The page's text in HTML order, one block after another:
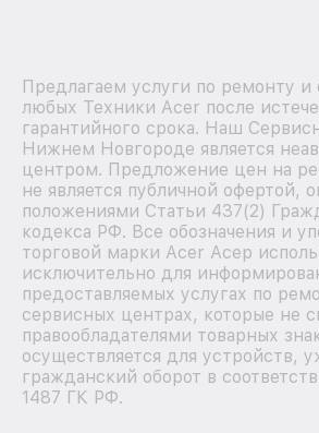
Предлагаем услуги по ремонту
любых Техники Acer после
гарантийного срока. Наш
Нижнем Новгороде является
центром. Предложение цен на
не является публичной офертой,
положениями Статьи 437(2)
кодекса РФ. Все обозначения и
торговой марки Acer Асер
исключительно для
предоставляемых услугах по
сервисных центрах, которые не
правообладателями товарных
осуществляется для устройств,
гражданский оборот в
1487 ГК РФ.